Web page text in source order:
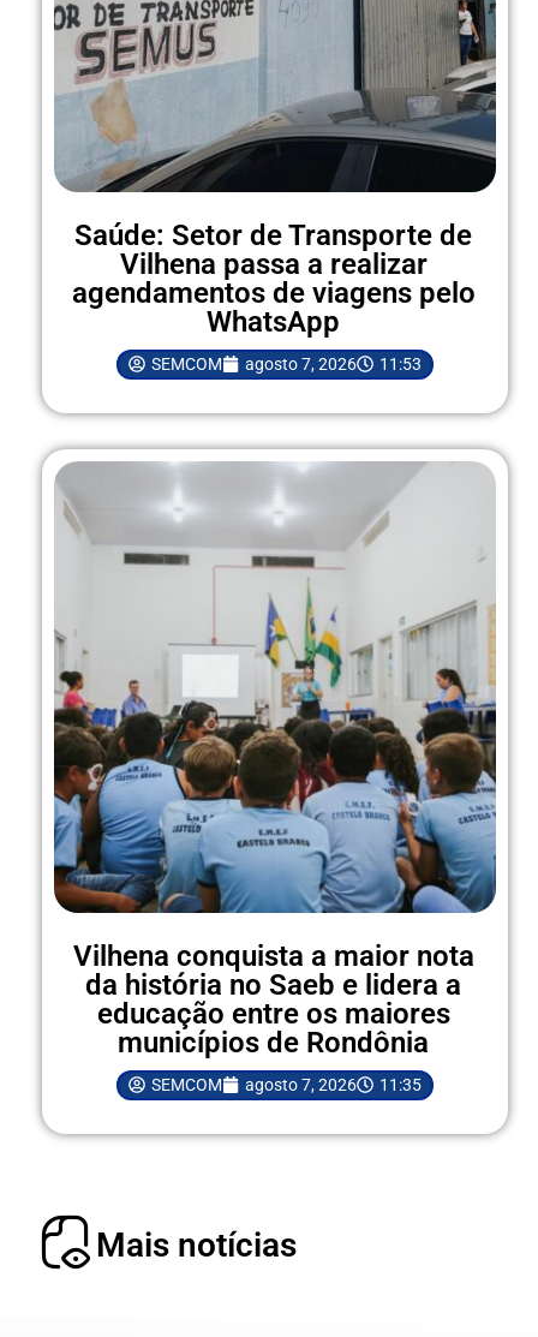
Saúde: Setor de Transporte de
Vilhena passa a realizar
agendamentos de viagens pelo
WhatsApp
SEMCOM agosto 7, 2026 11:53
Vilhena conquista a maior nota
da história no Saeb e lidera a
educação entre os maiores
municípios de Rondônia
SEMCOM agosto 7, 2026 11:35
Mais notícias